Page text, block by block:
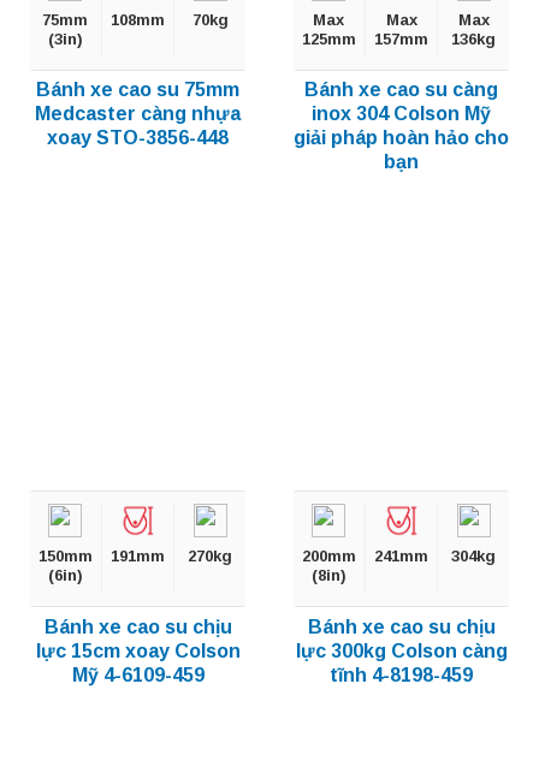
75mm
(3in)
108mm 70kg
Bánh xe cao su 75mm
Medcaster càng nhựa
xoay STO-3856-448
Max
125mm
Max
157mm
Max
136kg
Bánh xe cao su càng
inox 304 Colson Mỹ
giải pháp hoàn hảo cho
bạn
150mm
(6in)
191mm 270kg
Bánh xe cao su chịu
lực 15cm xoay Colson
Mỹ 4-6109-459
200mm
(8in)
241mm 304kg
Bánh xe cao su chịu
lực 300kg Colson càng
tĩnh 4-8198-459